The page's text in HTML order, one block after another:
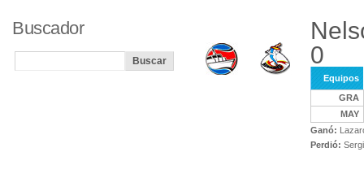
0
Equipos
GRA
MAY
Ganó:
Perdió:
Buscador